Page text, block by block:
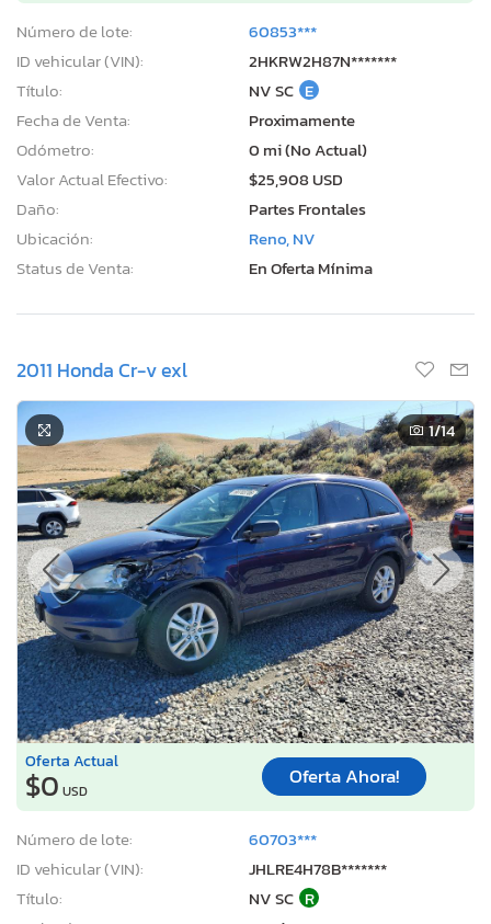
Número de lote:
60853***
ID vehicular (VIN):
2HKRW2H87N*******
Título:
NV SC E
Fecha de Venta:
Proximamente
Odómetro:
0 mi (No Actual)
Valor Actual Efectivo:
$25,908 USD
Daño:
Partes Frontales
Ubicación:
Reno, NV
Status de Venta:
En Oferta Mínima
2011 Honda Cr-v exl
1/14
Oferta Actual
$0 USD
Oferta Ahora!
Número de lote:
60703***
ID vehicular (VIN):
JHLRE4H78B*******
Título:
NV SC R